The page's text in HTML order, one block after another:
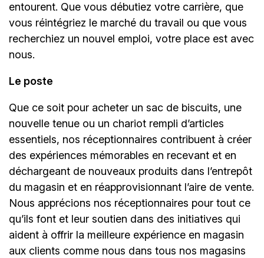
entourent. Que vous débutiez votre carrière, que
vous réintégriez le marché du travail ou que vous
recherchiez un nouvel emploi, votre place est avec
nous.
Le poste
Que ce soit pour acheter un sac de biscuits, une
nouvelle tenue ou un chariot rempli d’articles
essentiels, nos réceptionnaires contribuent à créer
des expériences mémorables en recevant et en
déchargeant de nouveaux produits dans l’entrepôt
du magasin et en réapprovisionnant l’aire de vente.
Nous apprécions nos réceptionnaires pour tout ce
qu’ils font et leur soutien dans des initiatives qui
aident à offrir la meilleure expérience en magasin
aux clients comme nous dans tous nos magasins